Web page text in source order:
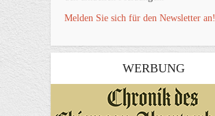
Melden Sie sich für den Newsletter an!
WERBUNG